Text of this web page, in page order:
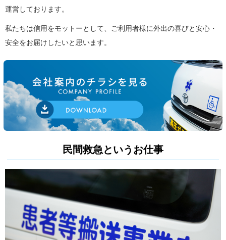
運営しております。
私たちは信用をモットーとして、ご利用者様に外出の喜びと安心・
安全をお届けしたいと思います。
民間救急というお仕事